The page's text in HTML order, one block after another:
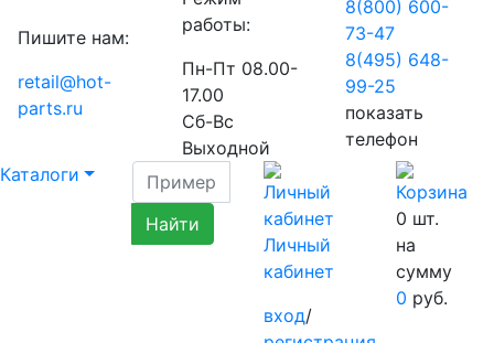
Пишите нам:
retail@hot-
parts.ru
работы:
Пн-Пт 08.00-
17.00
Сб-Вс
Выходной
8(800) 600-
73-47
8(495) 648-
99-25
показать
телефон
Каталоги
Личный
кабинет
вход/
0 шт.
на
сумму
0 руб.